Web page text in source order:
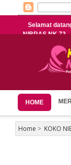
Selamat
NIBRAS NK 73
HOME
Home > KOKO